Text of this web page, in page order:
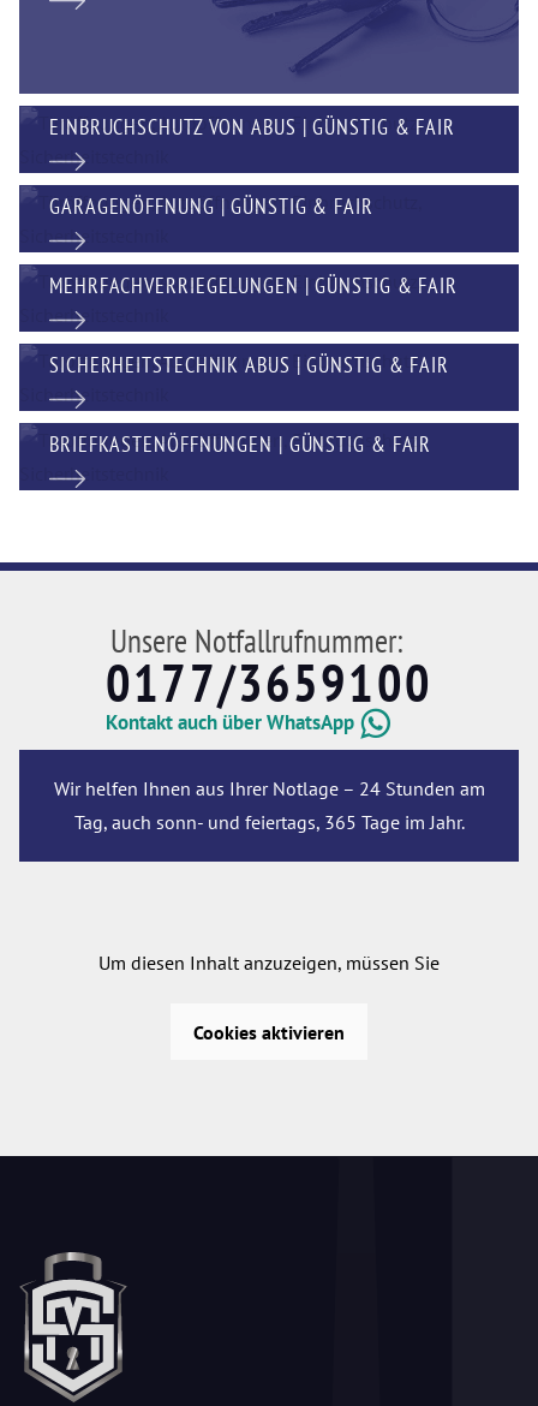
EINBRUCHSCHUTZ VON ABUS | GÜNSTIG & FAIR
GARAGENÖFFNUNG | GÜNSTIG & FAIR
MEHRFACHVERRIEGELUNGEN | GÜNSTIG & FAIR
SICHERHEITSTECHNIK ABUS | GÜNSTIG & FAIR
BRIEFKASTENÖFFNUNGEN | GÜNSTIG & FAIR
Unsere Notfallrufnummer:
0177/3659100
Kontakt auch über WhatsApp
Wir helfen Ihnen aus Ihrer Notlage – 24 Stunden am
Tag, auch sonn- und feiertags, 365 Tage im Jahr.
Um diesen Inhalt anzuzeigen, müssen Sie
Cookies aktivieren